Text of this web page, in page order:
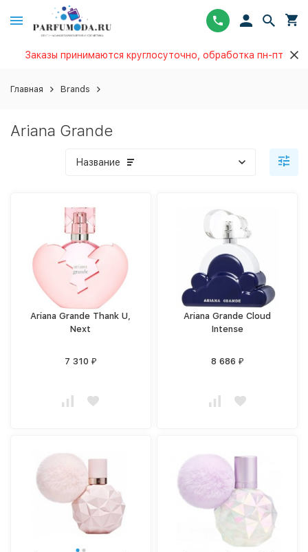
Заказы принимаются круглосуточно, обработка пн-пт
Главная Brands
Ariana Grande
Название
Ariana Grande Thank U,
Next
7 310 ₽
Ariana Grande Cloud
Intense
8 686 ₽